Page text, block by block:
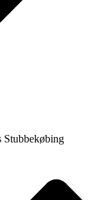
Stubbekøbing